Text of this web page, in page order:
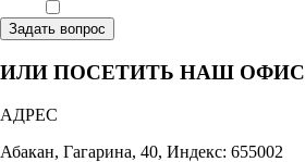
Задать вопрос
ИЛИ ПОСЕТИТЬ НАШ ОФИС
АДРЕС
Абакан, Гагарина, 40, Индекс: 655002